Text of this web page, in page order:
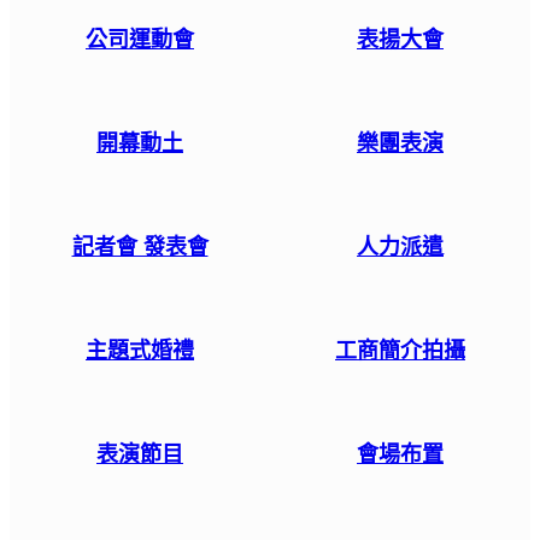
公司運動會 表揚大會
開幕動土 樂團表演
記者會 發表會 人力派遣
主題式婚禮 工商簡介拍攝
表演節目 會場布置